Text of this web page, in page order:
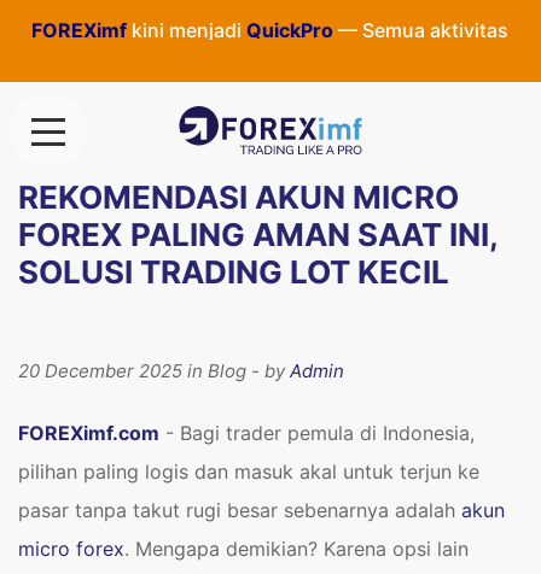
kini menjadiQuickPro— Semua aktivitas dan
REKOMENDASI AKUN MICRO
FOREX PALING AMAN SAAT INI,
SOLUSI TRADING LOT KECIL
20 December 2025 in Blog - byAdmin
FOREXimf.com - Bagi trader pemula di Indonesia,
pilihan paling logis dan masuk akal untuk terjun ke
pasar tanpa takut rugi besar sebenarnya adalah akun
micro forex. Mengapa demikian? Karena opsi lain